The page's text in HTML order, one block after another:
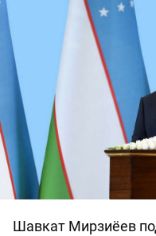
Шавкат Мирзиёев